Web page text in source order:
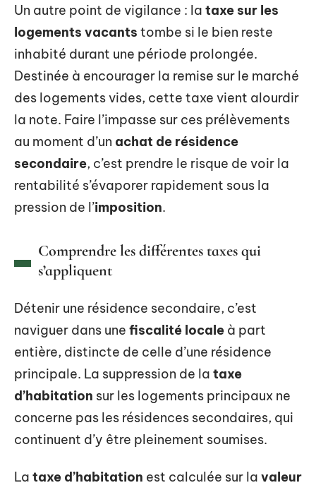
Un autre point de vigilance : la taxe sur les
logements vacants tombe si le bien reste
inhabité durant une période prolongée.
Destinée à encourager la remise sur le marché
des logements vides, cette taxe vient alourdir
la note. Faire l’impasse sur ces prélèvements
au moment d’un achat de résidence
secondaire, c’est prendre le risque de voir la
rentabilité s’évaporer rapidement sous la
pression de l’imposition.
Comprendre les différentes taxes qui
s’appliquent
Détenir une résidence secondaire, c’est
naviguer dans une fiscalité locale à part
entière, distincte de celle d’une résidence
principale. La suppression de la taxe
d’habitation sur les logements principaux ne
concerne pas les résidences secondaires, qui
continuent d’y être pleinement soumises.
La taxe d’habitation est calculée sur la valeur